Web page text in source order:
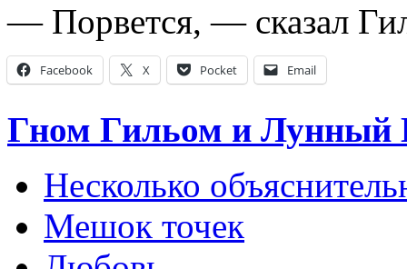
— Порвется, — сказал
Facebook X Pocket Email
Гном Гильом и Лунный
Несколько
Мешок точек